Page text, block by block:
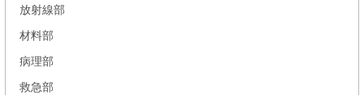
放射線部
材料部
病理部
救急部